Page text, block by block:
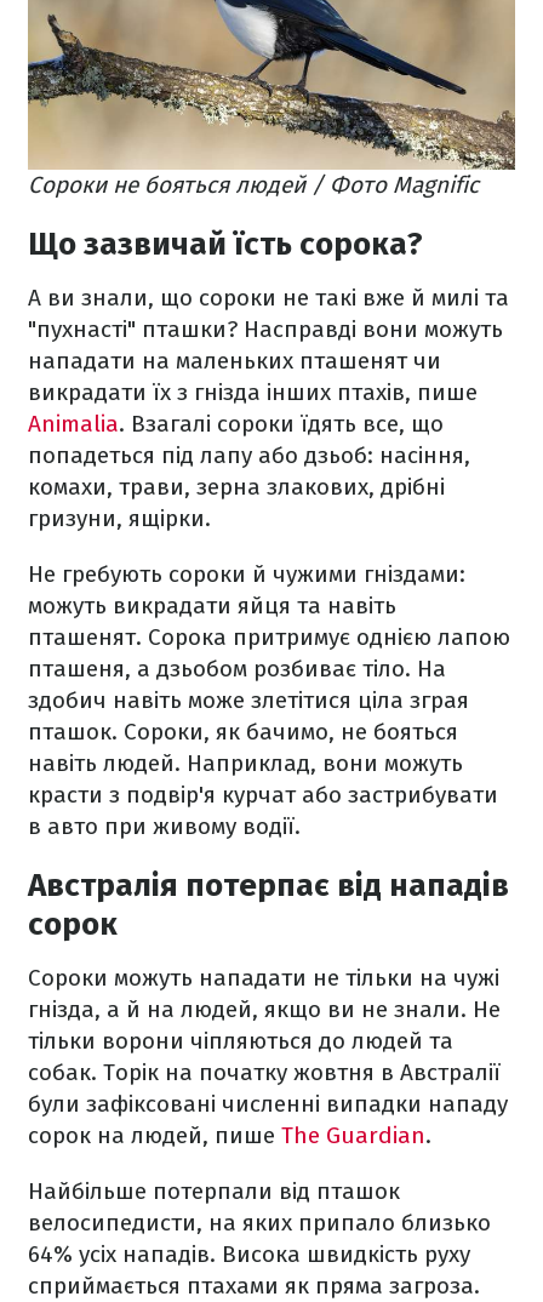
Сороки не бояться людей / Фото Magnific
Що зазвичай їсть сорока?
А ви знали, що сороки не такі вже й милі та
"пухнасті" пташки? Насправді вони можуть
нападати на маленьких пташенят чи
викрадати їх з гнізда інших птахів, пише
Animalia. Взагалі сороки їдять все, що
попадеться під лапу або дзьоб: насіння,
комахи, трави, зерна злакових, дрібні
гризуни, ящірки.
Не гребують сороки й чужими гніздами:
можуть викрадати яйця та навіть
пташенят. Сорока притримує однією лапою
пташеня, а дзьобом розбиває тіло. На
здобич навіть може злетітися ціла зграя
пташок. Сороки, як бачимо, не бояться
навіть людей. Наприклад, вони можуть
красти з подвір'я курчат або застрибувати
в авто при живому водії.
Австралія потерпає від нападів
сорок
Сороки можуть нападати не тільки на чужі
гнізда, а й на людей, якщо ви не знали. Не
тільки ворони чіпляються до людей та
собак. Торік на початку жовтня в Австралії
були зафіксовані численні випадки нападу
сорок на людей, пише The Guardian.
Найбільше потерпали від пташок
велосипедисти, на яких припало близько
64% усіх нападів. Висока швидкість руху
сприймається птахами як пряма загроза.